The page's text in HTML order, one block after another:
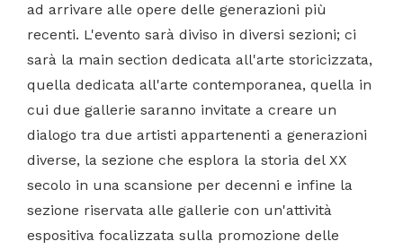
ad arrivare alle opere delle generazioni più
recenti. L'evento sarà diviso in diversi sezioni; ci
sarà la main section dedicata all'arte storicizzata,
quella dedicata all'arte contemporanea, quella in
cui due gallerie saranno invitate a creare un
dialogo tra due artisti appartenenti a generazioni
diverse, la sezione che esplora la storia del XX
secolo in una scansione per decenni e infine la
sezione riservata alle gallerie con un'attività
espositiva focalizzata sulla promozione delle